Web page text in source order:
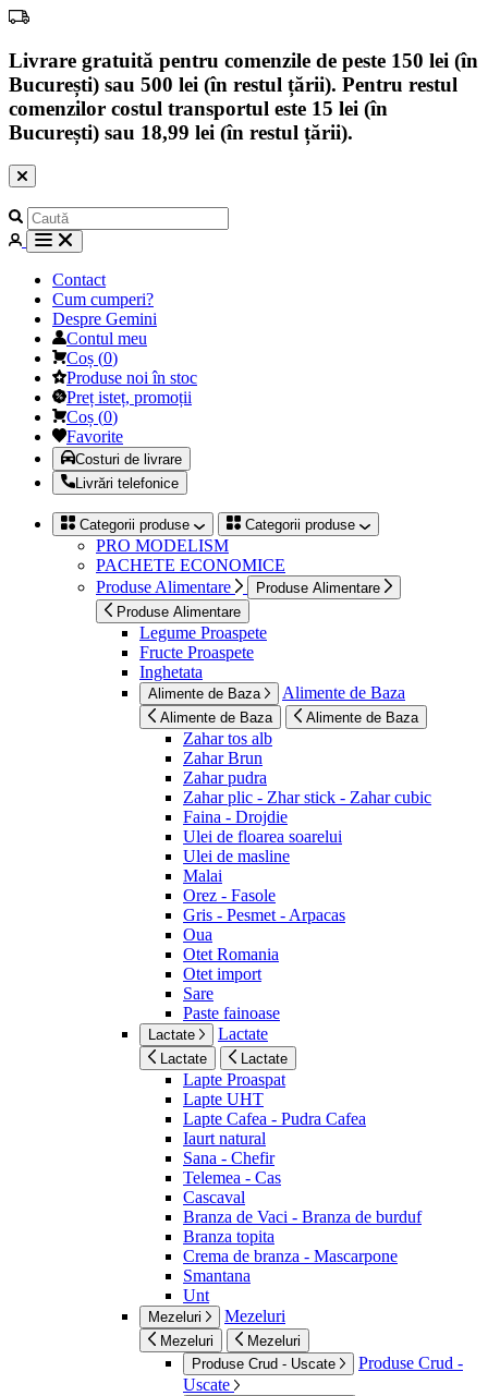
Livrare gratuită pentru comenzile de peste 150 lei (în
București) sau 500 lei (în restul țării). Pentru restul
comenzilor costul transportul este 15 lei (în
București) sau 18,99 lei (în restul țării).
Contact
Cum cumperi?
Despre Gemini
Contul meu
Coș (0)
Produse noi în stoc
Preț isteț, promoții
Coș (0)
Favorite
Costuri de livrare
Livrări telefonice
Categorii produse Categorii produse
PRO MODELISM
PACHETE ECONOMICE
Produse Alimentare
Produse Alimentare
Produse Alimentare
Legume Proaspete
Fructe Proaspete
Inghetata
Alimente de Baza Alimente de Baza
Alimente de Baza Alimente de Baza
Zahar tos alb
Zahar Brun
Zahar pudra
Zahar plic - Zhar stick - Zahar cubic
Faina - Drojdie
Ulei de floarea soarelui
Ulei de masline
Malai
Orez - Fasole
Gris - Pesmet - Arpacas
Oua
Otet Romania
Otet import
Sare
Paste fainoase
Lactate Lactate
Lactate Lactate
Lapte Proaspat
Lapte UHT
Lapte Cafea - Pudra Cafea
Iaurt natural
Sana - Chefir
Telemea - Cas
Cascaval
Branza de Vaci - Branza de burduf
Branza topita
Crema de branza - Mascarpone
Smantana
Unt
Mezeluri Mezeluri
Mezeluri
Mezeluri
Produse Crud - Uscate
Produse Crud -
Uscate